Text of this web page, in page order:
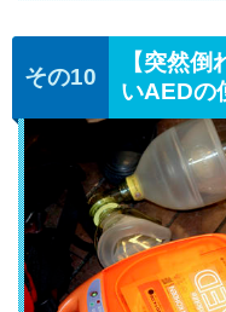
【突然
いAEDの